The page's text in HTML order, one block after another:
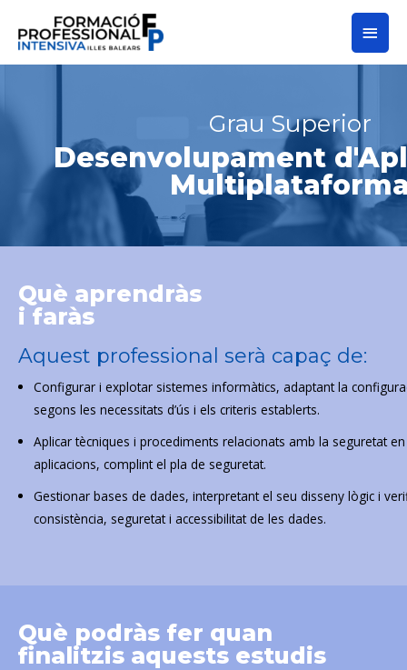
Grau Superior
Desenvolupament
Què aprendràs
i faràs
Aquest professional serà capaç de:
Configurar i explotar sistemes informàtics, adaptant la
segons les necessitats d’ús i els criteris establerts.
Aplicar tècniques i procediments relacionats amb la seguretat
aplicacions, complint el pla de seguretat.
Gestionar bases de dades, interpretant el seu disseny lògic i
consistència, seguretat i accessibilitat de les dades.
Què podràs fer quan
finalitzis aquests estudis